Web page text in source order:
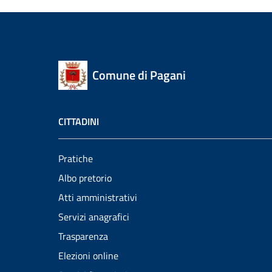
Comune di Pagani
CITTADINI
Pratiche
Albo pretorio
Atti amministrativi
Servizi anagrafici
Trasparenza
Elezioni online